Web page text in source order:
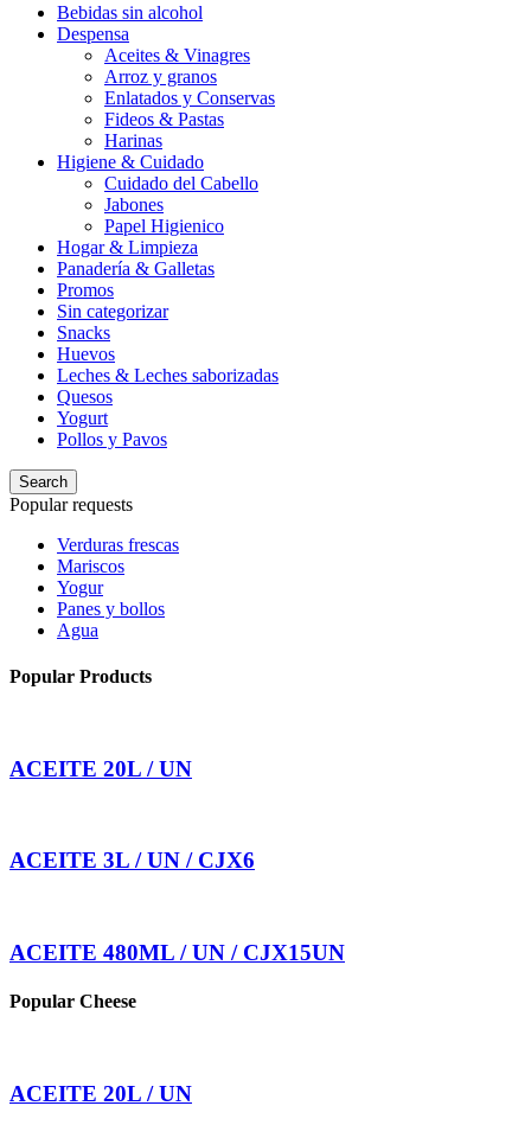
Bebidas sin alcohol
Despensa
Aceites & Vinagres
Arroz y granos
Enlatados y Conservas
Fideos & Pastas
Harinas
Higiene & Cuidado
Cuidado del Cabello
Jabones
Papel Higienico
Hogar & Limpieza
Panadería & Galletas
Promos
Sin categorizar
Snacks
Huevos
Leches & Leches saborizadas
Quesos
Yogurt
Pollos y Pavos
Search
Popular requests
Verduras frescas
Mariscos
Yogur
Panes y bollos
Agua
Popular Products
ACEITE 20L / UN
ACEITE 3L / UN / CJX6
ACEITE 480ML / UN / CJX15UN
Popular Cheese
ACEITE 20L / UN